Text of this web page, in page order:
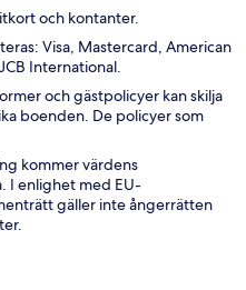
och kontanter.
Visa, Mastercard, American
International.
och gästpolicyer kan skilja
boenden. De policyer som
kommer värdens
I enlighet med EU-
gäller inte ångerrätten